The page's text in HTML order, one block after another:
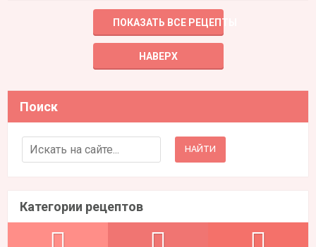
ПОКАЗАТЬ ВСЕ РЕЦЕПТЫ
НАВЕРХ
Поиск
Search for:
Категории рецептов